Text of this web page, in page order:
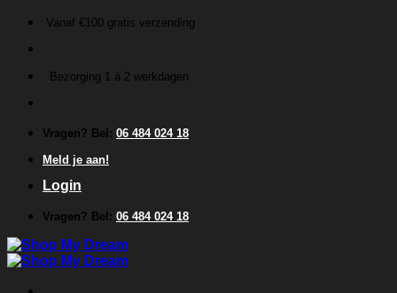
inhoud
Vanaf €100 gratis verzending
Bezorging 1 á 2 werkdagen
Vragen? Bel: 06 484 024 18
Meld je aan!
Login
Vragen? Bel: 06 484 024 18